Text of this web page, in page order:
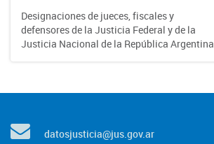
Designaciones de jueces, fiscales y
defensores de la Justicia Federal y de la
Justicia Nacional de la República Argentina.
datosjusticia@jus.gov.ar